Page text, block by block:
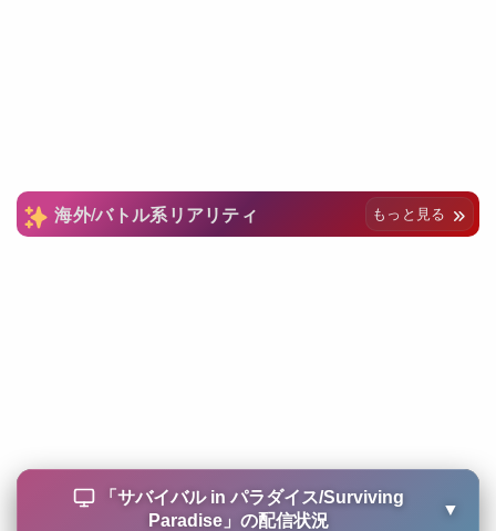
海外/バトル系リアリティ もっと見る
「サバイバル in パラダイス/Surviving
Paradise 」の配信状況
▼